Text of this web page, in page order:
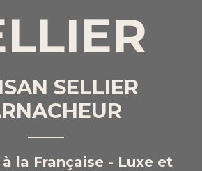
SELLIER
la Française - Luxe et